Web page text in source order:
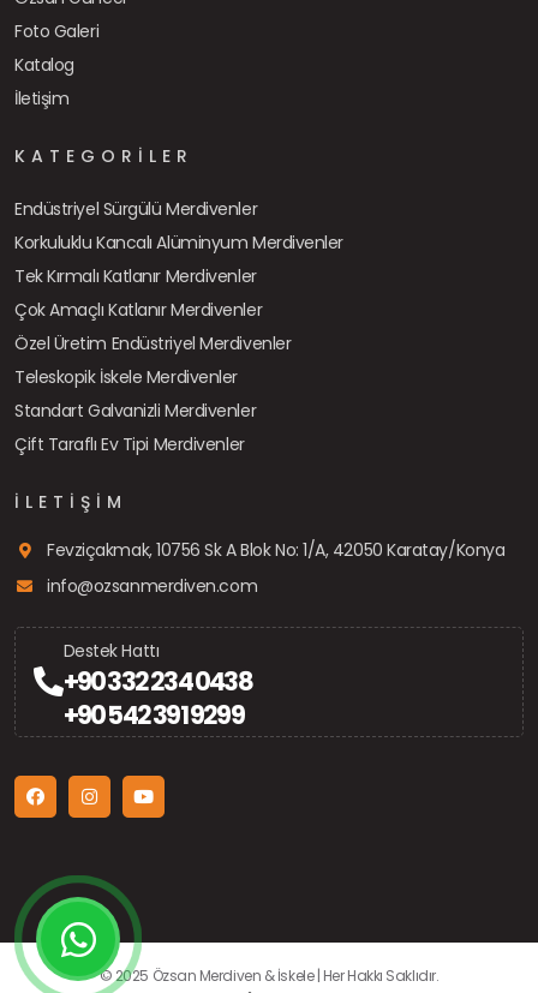
Foto Galeri
Katalog
İletişim
KATEGORILER
Endüstriyel Sürgülü Merdivenler
Korkuluklu Kancalı Alüminyum Merdivenler
Tek Kırmalı Katlanır Merdivenler
Çok Amaçlı Katlanır Merdivenler
Özel Üretim Endüstriyel Merdivenler
Teleskopik İskele Merdivenler
Standart Galvanizli Merdivenler
Çift Taraflı Ev Tipi Merdivenler
İLETIŞIM
Fevziçakmak, 10756 Sk A Blok No: 1/A, 42050 Karatay/Konya
info@ozsanmerdiven.com
Destek Hattı
+90 332 234 0438
+90 542 391 9299
© 2025 Özsan Merdiven & İskele | Her Hakkı Saklıdır.